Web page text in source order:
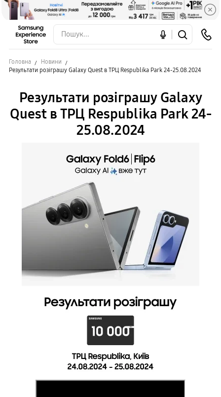
Головна
Новини
Результати розіграшу Galaxy Quest в ТРЦ Respublika Park 24-25.08.2024
Результати розіграшу Galaxy
Quest в ТРЦ Respublika Park 24-
25.08.2024